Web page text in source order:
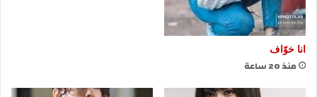
انا خوّاف
منذ 20 ساعة